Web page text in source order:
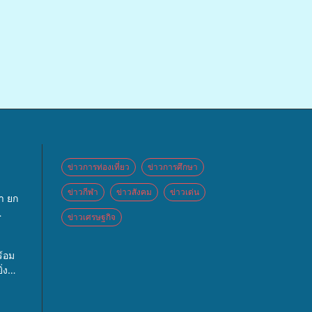
ยก
าย
ม
ข่าวการท่องเที่ยว ข่าวการศึกษา
ข่าวกีฬา ข่าวสังคม ข่าวเด่น
ข่าวเศรษฐกิจ